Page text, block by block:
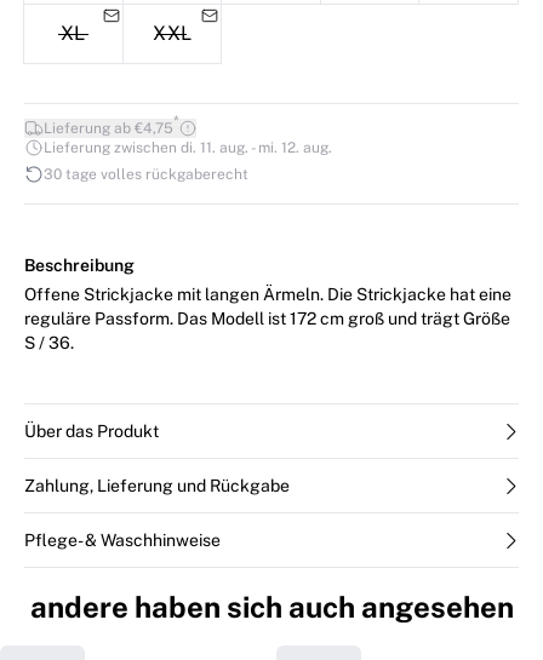
XL XXL
Lieferung ab €4,75*
Lieferung zwischen di. 11. aug. - mi. 12. aug.
30 tage volles rückgaberecht
Beschreibung
Offene Strickjacke mit langen Ärmeln. Die Strickjacke hat eine
reguläre Passform. Das Modell ist 172 cm groß und trägt Größe
S / 36.
Über das Produkt
Zahlung, Lieferung und Rückgabe
Pflege- & Waschhinweise
andere haben sich auch angesehen